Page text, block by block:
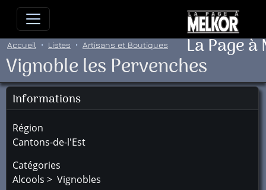
Allez directement au contenu
La Page
Accueil Listes Artisans et Boutiques
Vignoble les Pervenches
Informations
Région
Cantons-de-l'Est
Catégories
Alcools > Vignobles